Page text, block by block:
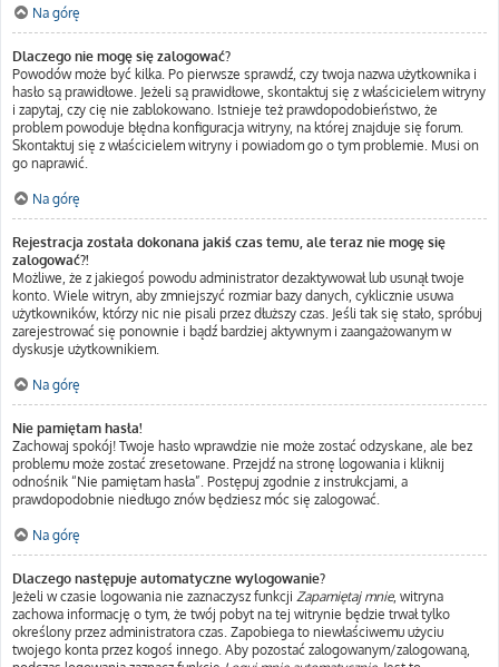
Na górę
Dlaczego nie mogę się zalogować?
Powodów może być kilka. Po pierwsze sprawdź, czy twoja nazwa użytkownika i
hasło są prawidłowe. Jeżeli są prawidłowe, skontaktuj się z właścicielem witryny
i zapytaj, czy cię nie zablokowano. Istnieje też prawdopodobieństwo, że
problem powoduje błędna konfiguracja witryny, na której znajduje się forum.
Skontaktuj się z właścicielem witryny i powiadom go o tym problemie. Musi on
go naprawić.
Na górę
Rejestracja została dokonana jakiś czas temu, ale teraz nie mogę się
zalogować?!
Możliwe, że z jakiegoś powodu administrator dezaktywował lub usunął twoje
konto. Wiele witryn, aby zmniejszyć rozmiar bazy danych, cyklicznie usuwa
użytkowników, którzy nic nie pisali przez dłuższy czas. Jeśli tak się stało, spróbuj
zarejestrować się ponownie i bądź bardziej aktywnym i zaangażowanym w
dyskusje użytkownikiem.
Na górę
Nie pamiętam hasła!
Zachowaj spokój! Twoje hasło wprawdzie nie może zostać odzyskane, ale bez
problemu może zostać zresetowane. Przejdź na stronę logowania i kliknij
odnośnik “Nie pamiętam hasła”. Postępuj zgodnie z instrukcjami, a
prawdopodobnie niedługo znów będziesz móc się zalogować.
Na górę
Dlaczego następuje automatyczne wylogowanie?
Jeżeli w czasie logowania nie zaznaczysz funkcji Zapamiętaj mnie, witryna
zachowa informację o tym, że twój pobyt na tej witrynie będzie trwał tylko
określony przez administratora czas. Zapobiega to niewłaściwemu użyciu
twojego konta przez kogoś innego. Aby pozostać zalogowanym/zalogowaną,